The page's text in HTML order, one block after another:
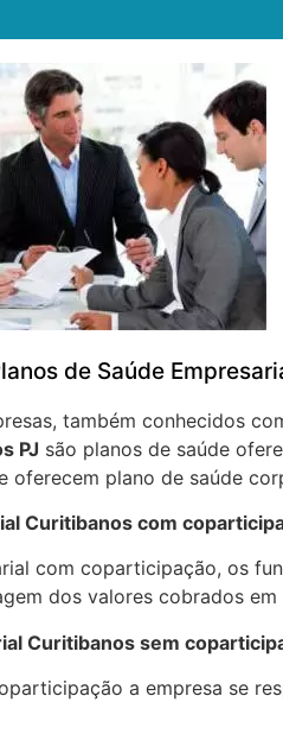
de Saúde
também conhecidos
PJ são planos de saúde
oferecem plano de saúde
Curitibanos com
com coparticipação, os
dos valores cobrados
Curitibanos sem
a empresa se